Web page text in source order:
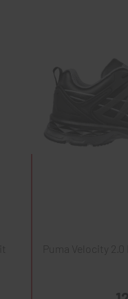
Puma Velocity 2.0